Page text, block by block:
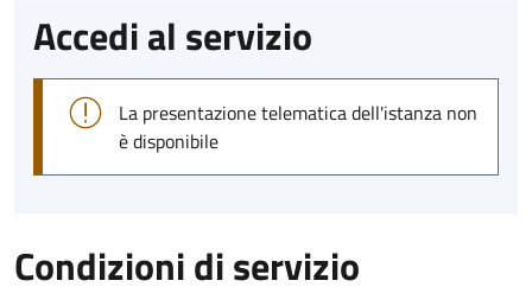
Accedi al servizio
La presentazione telematica dell'istanza non
è disponibile
Condizioni di servizio